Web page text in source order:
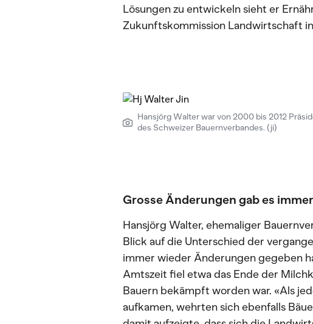
Lösungen zu entwickeln sieht er
Zukunftskommission Landwirtschaft
Hansjörg Walter war von 2000 bis 2012
des Schweizer Bauernverbandes. (ji)
Grosse Änderungen gab es
Hansjörg Walter, ehemaliger
Blick auf die Unterschied der
immer wieder Änderungen gegeben
Amtszeit fiel etwa das Ende der
Bauern bekämpft worden war. «Als
aufkamen, wehrten sich ebenfalls